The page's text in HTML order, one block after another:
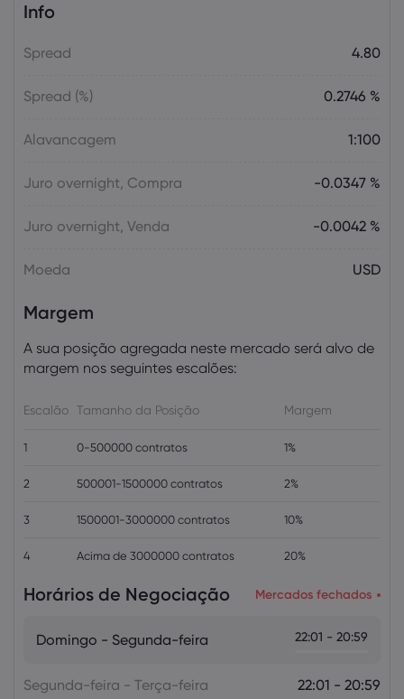
US-EU Relations: Russia Sanctions Unite
Info
Spread 4.80
Spread (%) 0.2746 %
Alavancagem 1:100
Juro overnight, Compra -0.0347 %
Juro overnight, Venda -0.0042 %
Moeda USD
Margem
A sua posição agregada neste mercado será alvo de
margem nos seguintes escalões:
Escalão Tamanho da Posição Margem
1 0-500000 contratos 1%
2 500001-1500000 contratos 2%
3 1500001-3000000 contratos 10%
4 Acima de 3000000 contratos 20%
Horários de Negociação Mercados fechados
Domingo - Segunda-feira 22:01 - 20:59
Segunda-feira - Terça-feira 22:01 - 20:59